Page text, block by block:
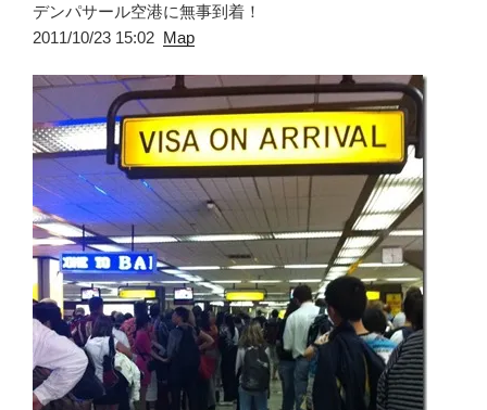
デンパサール空港に無事到着！
2011/10/23 15:02 Map